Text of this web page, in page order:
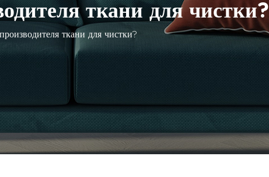
ткани для чистки?
ткани для чистки?